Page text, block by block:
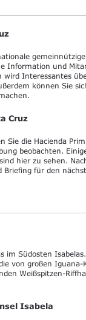
Information und
Interessantes
können Sie
Cruz
Sie die Hacienda
beobachten.
hier zu sehen.
Briefing für den
im Südosten
von großen
Weißspitzen-
Isabela